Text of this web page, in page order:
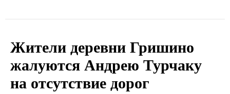
Жители деревни Гришино
жалуются Андрею Турчаку
на отсутствие дорог